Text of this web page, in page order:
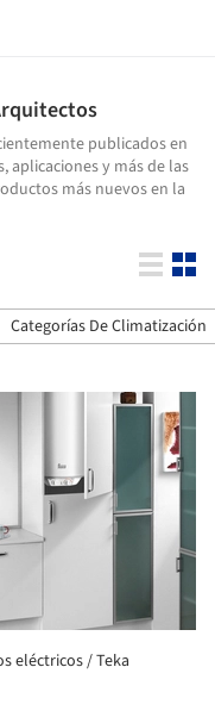
publicados en
aplicaciones y más de las
más nuevos en la
Categorías De Climatización
eléctricos / Teka